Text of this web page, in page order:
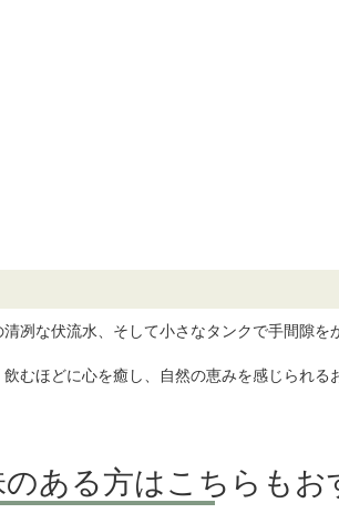
冽な伏流水、そして小さなタンクで手間隙を
むほどに心を癒し、自然の恵みを感じられ
ある方はこちらもお